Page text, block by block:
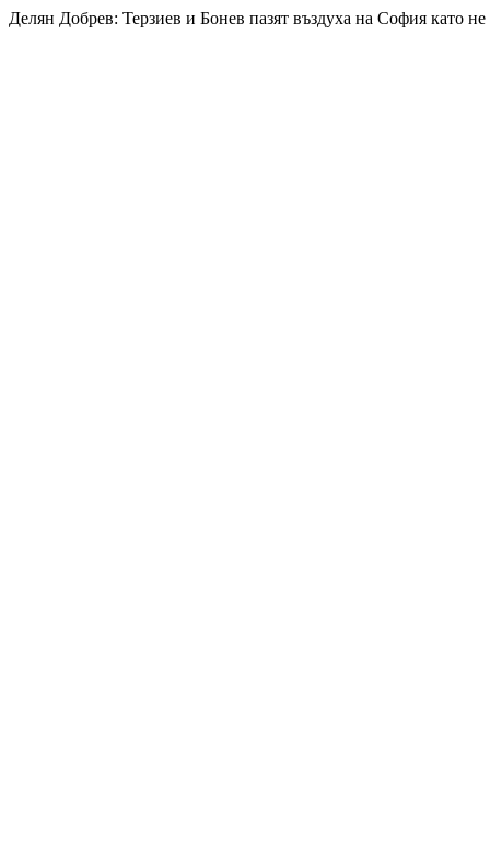
Делян Добрев: Терзиев и Бонев пазят въздуха на София като не